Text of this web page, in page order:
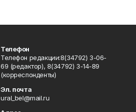
Телефон
Телефон редакции:8(34792) 3-06-
69 (редактор), 8(34792) 3-14-89
(корреспонденты)
Эл. почта
ural_bel@mail.ru